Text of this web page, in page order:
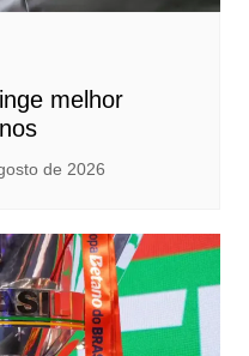
melhor
de 2026